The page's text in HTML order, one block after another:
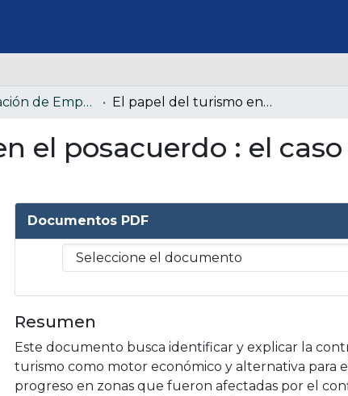
Administración de Empresas El papel del turismo en el posacuerdo : el caso de Vista Hermosa, Meta.
el posacuerdo : el
Documentos PDF
Resumen
Este documento busca identificar y explicar la
turismo como motor económico y alternativa para
progreso en zonas que fueron afectadas por el